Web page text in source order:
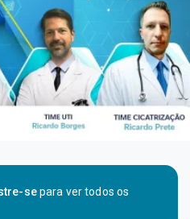
separa ver todos os